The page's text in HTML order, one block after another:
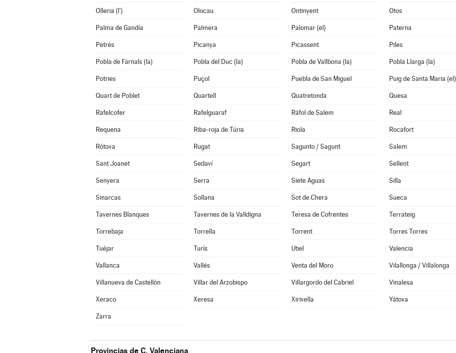
Olleria (l') Olocau Ontinyent Otos
Palma de Gandía Palmera Palomar (el) Paterna
Petrés Picanya Picassent Piles
Pobla de Farnals (la) Pobla del Duc (la) Pobla de Vallbona (la) Pobla Llarga (la)
Potries Puçol Puebla de San Miguel Puig de Santa Maria (el)
Quart de Poblet Quartell Quatretonda Quesa
Rafelcofer Rafelguaraf Ráfol de Salem Real
Requena Riba-roja de Túria Riola Rocafort
Rótova Rugat Sagunto / Sagunt Salem
Sant Joanet Sedaví Segart Sellent
Senyera Serra Siete Aguas Silla
Sinarcas Sollana Sot de Chera Sueca
Tavernes Blanques Tavernes de la Valldigna Teresa de Cofrentes Terrateig
Torrebaja Torrella Torrent Torres Torres
Tuéjar Turís Utiel Valencia
Vallanca Vallés Venta del Moro Vilallonga / Villalonga
Villanueva de Castellón Villar del Arzobispo Villargordo del Cabriel Vinalesa
Xeraco Xeresa Xirivella Yátova
Zarra
Provincias de C. Valenciana